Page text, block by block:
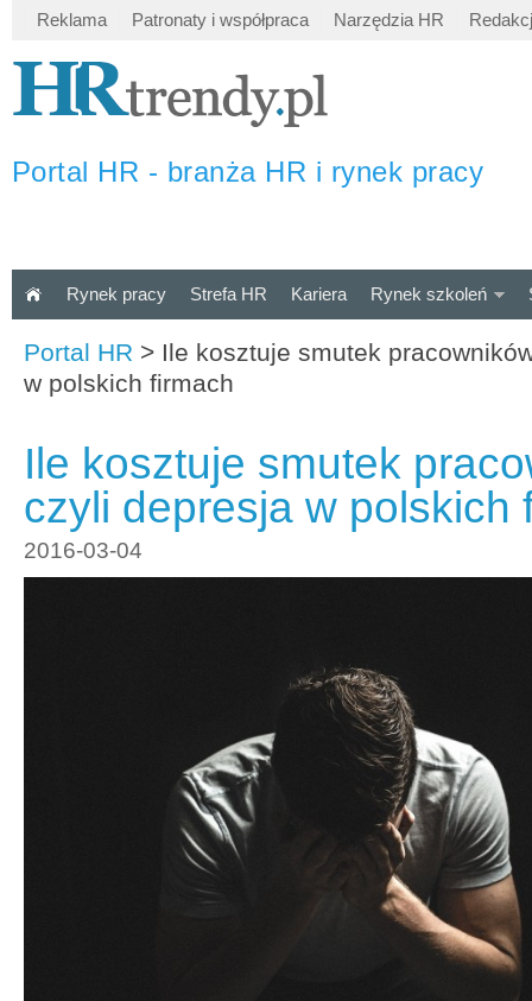
Reklama Patronaty i współpraca Narzędzia HR
Portal HR - branża HR i rynek pracy
Rynek pracy Strefa HR Kariera Rynek szkoleń
Portal HR > Ile kosztuje smutek
w polskich firmach
Ile kosztuje smutek
czyli depresja w polskich
2016-03-04